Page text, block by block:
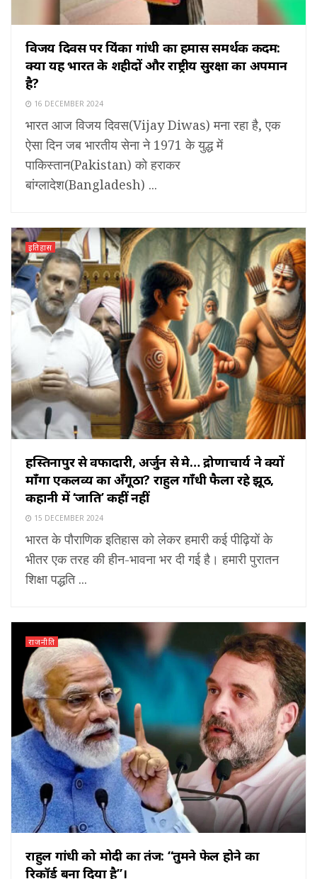
विजय दिवस पर प्रियंका गांधी का हमास समर्थक कदम:
क्या यह भारत के शहीदों और राष्ट्रीय सुरक्षा का अपमान
है?
16 DECEMBER 2024
भारत आज विजय दिवस(Vijay Diwas) मना रहा है, एक
ऐसा दिन जब भारतीय सेना ने 1971 के युद्ध में
पाकिस्तान(Pakistan) को हराकर
बांग्लादेश(Bangladesh) ...
इतिहास
हस्तिनापुर से वफादारी, अर्जुन से प्रेम… द्रोणाचार्य ने क्यों
माँगा एकलव्य का अँगूठा? राहुल गाँधी फैला रहे झूठ,
कहानी में ‘जाति’ कहीं नहीं
15 DECEMBER 2024
भारत के पौराणिक इतिहास को लेकर हमारी कई पीढ़ियों के
भीतर एक तरह की हीन-भावना भर दी गई है। हमारी पुरातन
शिक्षा पद्धति ...
राजनीति
राहुल गांधी को मोदी का तंज: “तुमने फेल होने का
रिकॉर्ड बना दिया है”।